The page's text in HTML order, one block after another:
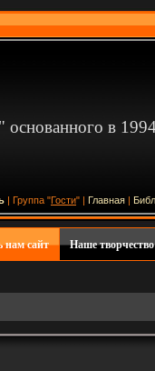
в
| Группа "Гости" | Главная |
нам сайт Наше творчество